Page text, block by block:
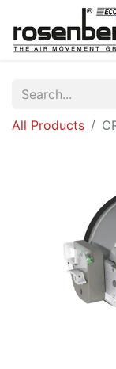
All Products